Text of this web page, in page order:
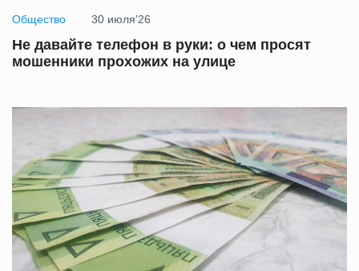
Общество 30 июля'26
Не давайте телефон в руки: о чем просят
мошенники прохожих на улице